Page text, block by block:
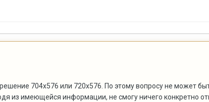
704x576 или 720х576. По этому вопросу не может
из имеющейся информации, не смогу ничего конкретно